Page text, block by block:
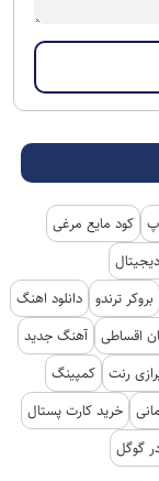
کود مایع مرغی
بروکر ترندو دانلود اهنگ
اقساطی آهنگ جدید
رنت کمپینگ
خرید کارت پستال
گوگل